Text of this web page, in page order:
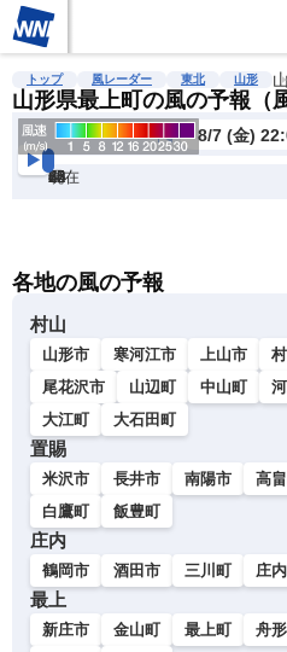
雨雲レーダー 台風情報 地震情報
トップ 風レーダー 東北 山形
山形県最上町の風の予報（
8/7 (金)
現在
6h
12
24
36
48
60
72
各地の風の予報
村山
山形市 寒河江市 上山市
尾花沢市
山辺町 中山町
大江町
大石田町
置賜
米沢市 長井市 南陽市 高
白鷹町
飯豊町
庄内
鶴岡市 酒田市 三川町 庄
最上
新庄市 金山町 最上町 舟